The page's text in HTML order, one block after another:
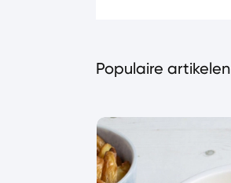
Populaire artikelen